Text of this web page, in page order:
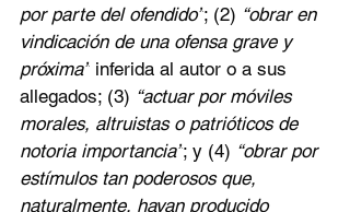
por parte del ofendido”; (2) “obrar en
vindicación de una ofensa grave y
próxima” inferida al autor o a sus
allegados; (3) “actuar por móviles
morales, altruistas o patrióticos de
notoria importancia”; y (4) “obrar por
estímulos tan poderosos que,
naturalmente, hayan producido